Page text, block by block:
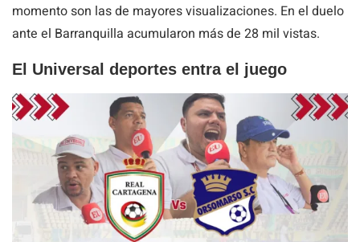
momento son las de mayores visualizaciones. En el duelo
ante el Barranquilla acumularon más de 28 mil vistas.
El Universal deportes entra el juego